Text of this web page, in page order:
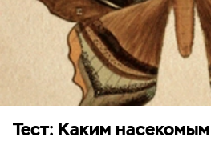
Тест: Каким